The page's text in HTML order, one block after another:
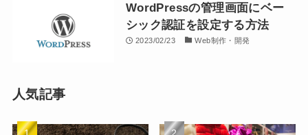
WordPressの管理画面にベー
シック認証を設定する方法
2023/02/23 Web制作・開発
人気記事